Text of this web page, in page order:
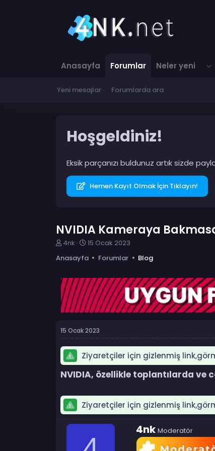
Anasayfa Forumlar Neler yeni
Yeni mesajlar Forumlarda ara
Hoşgeldiniz!
Eksik parçanızı buldunuz artık sizde
Hemen Kayıt Olmak İçin Tıklayın!
NVIDIA Kameraya
K
n
u
y
u
b
a
l
t
a
4nk
B
ş
a
n
g
ı
ç
a
i
h
15 Ocak 2023
Anasayfa
Forumlar Blog
15 Ocak 2023
Ziyaretçiler için gizlenmiş
NVIDIA, özellikle toplantılarda ve
Ziyaretçiler için gizlenmiş
Y
a
z
4nk Moderatör